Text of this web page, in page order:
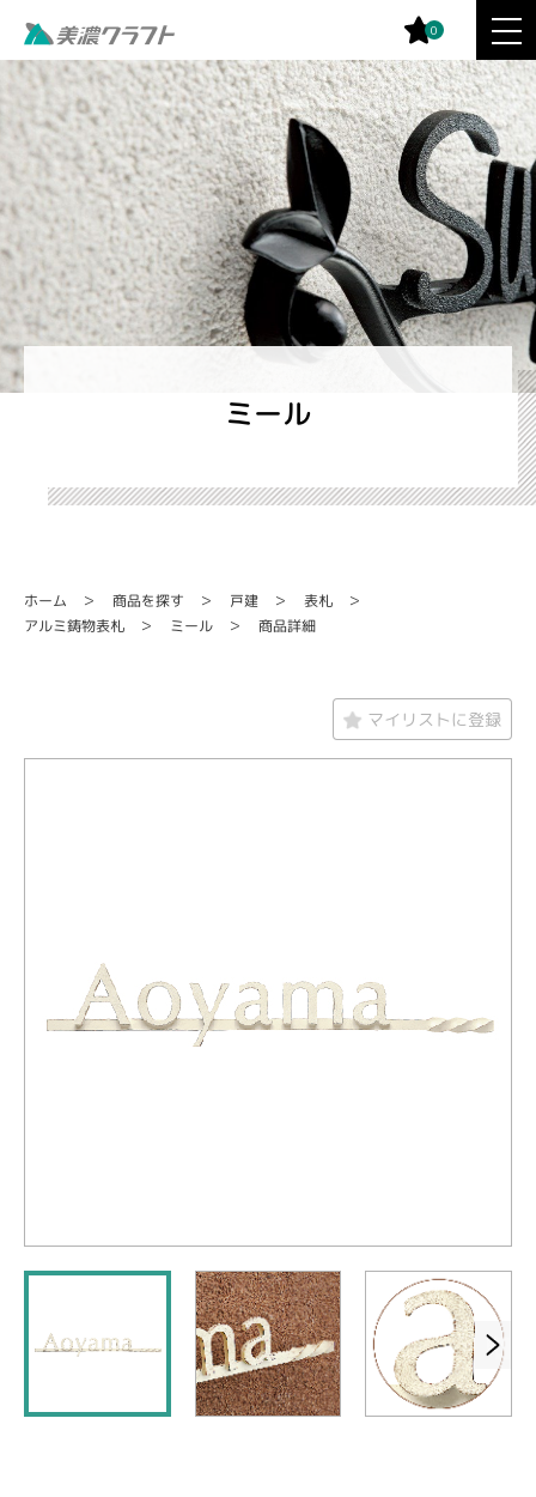
0
ミール
ホーム 商品を探す 戸建 表札
アルミ鋳物表札 ミール 商品詳細
マイリストに登録